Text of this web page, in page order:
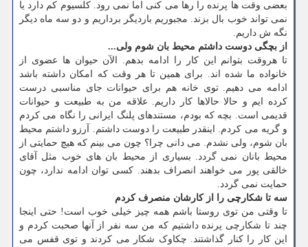
بعضی وقت ها پرنده را رها می کنی اما نمی رود. کلسیوم کم دارد یا
نمی تواند خوب بال بزند. مجبوریم باردیگر برداریم و دو سه ماه دیگر
نگه ش داریم.
از بچگی دوست داشتم محیط بان شوم ولی...
تا هروقت بتوانم این کار را ادامه بدهم. الآن حیوان ها عضوی از
خانواده ما شده اند. برای همین تا هر وقت که امکان داشته باشد
ادامه می دهیم. توی خانه هم برای حیوانات جای مناسبی درست
کرده ایم و حالا حالاها کار داریم. علاقه من به طبیعت و حیوانات
قدیمی است. بچه که بودم، مستندهای پلنگ ایرانی را نگاه می کردم
و گریه می کردم. اینقدر طبیعت را دوست داشتم. آرزو داشتم محیط
بان شوم، ولی نشدم. می دانی چرا؟ چون می بینم که هیچ حمایتی از
محیط بانان نمی گردد. بسیاری از محیط بان های خوب مثل آقای
خالقی پور می خواهند انصراف بدهند. کسی توان ادامه ندارد، چون
حمایت نمی گردد.
سه تا شکارچی را از کارشان منصرف کردم
تا وقتی من توی روستا باشم همه چیز خیلی خوب است! حتی اینجا
چند تا شکارچی پرنده داشتیم که من سه نفر از آنها صحبت کردم و
این کار را کنار گذاشتند. چکاوک شکار می کردند و توی قفس می